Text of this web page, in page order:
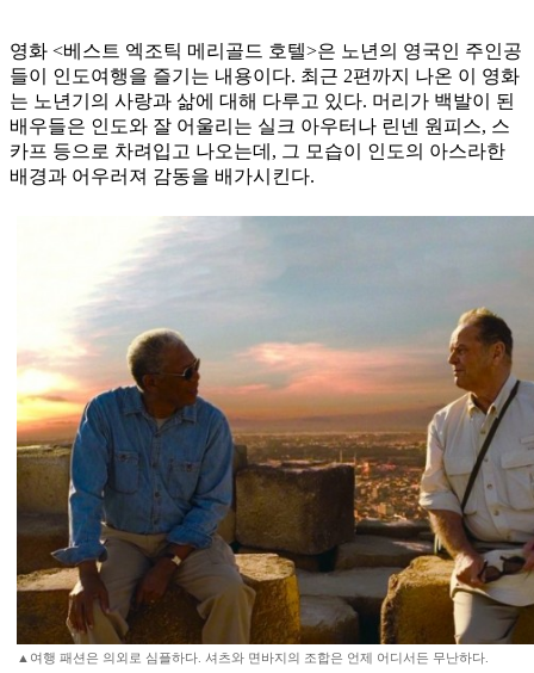
영화 <베스트 엑조틱 메리골드 호텔>은 노년의 영국인 주인공
들이 인도여행을 즐기는 내용이다. 최근 2편까지 나온 이 영화
는 노년기의 사랑과 삶에 대해 다루고 있다. 머리가 백발이 된
배우들은 인도와 잘 어울리는 실크 아우터나 린넨 원피스, 스
카프 등으로 차려입고 나오는데, 그 모습이 인도의 아스라한
배경과 어우러져 감동을 배가시킨다.
▲여행 패션은 의외로 심플하다. 셔츠와 면바지의 조합은 언제 어디서든 무난하다.